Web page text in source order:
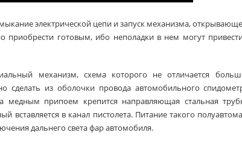
электрической цепи и запуск механизма,
приобрести готовым, ибо неполадки в нем могут
механизм, схема которого не отличается
из оболочки провода автомобильного
припоем крепится направляющая стальная
в канал пистолета. Питание такого
дальнего света фар автомобиля.